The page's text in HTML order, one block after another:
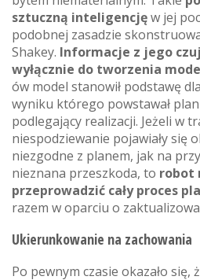
sztuczną inteligencjęw jej
podobnej zasadzie
Shakey. Informacje z jego
wyłącznie do tworzenia
ów model stanowił podstawę
wyniku którego powstawał
podlegający realizacji. Jeżeli w
niespodziewanie pojawiały się
niezgodne z planem, jak na
nieznana przeszkoda, to robot
przeprowadzić cały proces
razem w oparciu o
Ukierunkowanie na zachowania
Po pewnym czasie okazało się,